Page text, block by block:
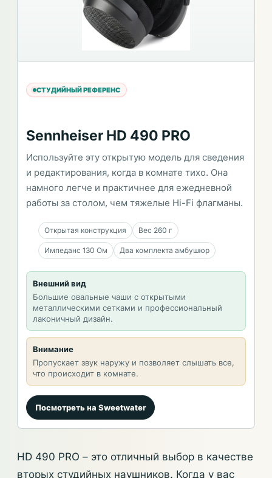
СТУДИЙНЫЙ РЕФЕРЕНС
Sennheiser HD 490 PRO
Используйте эту открытую модель для сведения
и редактирования, когда в комнате тихо. Она
намного легче и практичнее для ежедневной
работы за столом, чем тяжелые Hi-Fi флагманы.
Открытая конструкция Вес 260 г
Импеданс 130 Ом Два комплекта амбушюр
Внешний вид
Большие овальные чаши с открытыми
металлическими сетками и профессиональный
лаконичный дизайн.
Внимание
Пропускает звук наружу и позволяет слышать все,
что происходит в комнате.
Посмотреть на Sweetwater
HD 490 PRO – это отличный выбор в качестве
вторых студийных наушников. Когда у вас